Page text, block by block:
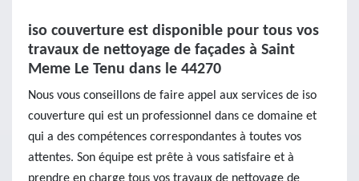
iso couverture est disponible pour tous vos
travaux de nettoyage de façades à Saint
Meme Le Tenu dans le 44270
Nous vous conseillons de faire appel aux services de iso
couverture qui est un professionnel dans ce domaine et
qui a des compétences correspondantes à toutes vos
attentes. Son équipe est prête à vous satisfaire et à